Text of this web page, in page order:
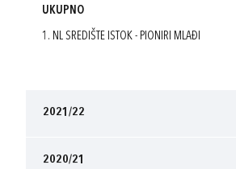
UKUPNO
1. NL SREDIŠTE ISTOK - PIONIRI MLAĐI
2021/22
2020/21